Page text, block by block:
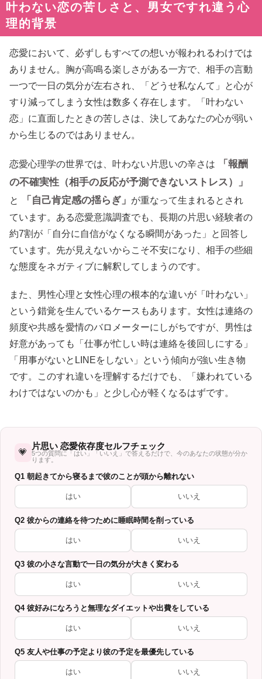
叶わない恋の苦しさと、男女ですれ違う心
理的背景
恋愛において、必ずしもすべての想いが報われるわけでは
ありません。胸が高鳴る楽しさがある一方で、相手の言動
一つで一日の気分が左右され、「どうせ私なんて」と心が
すり減ってしまう女性は数多く存在します。「叶わない
恋」に直面したときの苦しさは、決してあなたの心が弱い
から生じるのではありません。
恋愛心理学の世界では、叶わない片思いの辛さは
「報酬
の不確実性（相手の反応が予測できないストレス）」
と 「自己肯定感の揺らぎ」 が重なって生まれるとされ
ています。ある恋愛意識調査でも、長期の片思い経験者の
約7割が「自分に自信がなくなる瞬間があった」と回答し
ています。先が見えないからこそ不安になり、相手の些細
な態度をネガティブに解釈してしまうのです。
また、男性心理と女性心理の根本的な違いが「叶わない」
という錯覚を生んでいるケースもあります。女性は連絡の
頻度や共感を愛情のバロメーターにしがちですが、男性は
好意があっても「仕事が忙しい時は連絡を後回しにする」
「用事がないとLINEをしない」という傾向が強い生き物
です。このすれ違いを理解するだけでも、「嫌われている
わけではないのかも」と少し心が軽くなるはずです。
💗
片思い 恋愛依存度セルフチェック
5つの質問に「はい」「いいえ」で答えるだけで、今のあなたの状態が分か
ります。
Q1 朝起きてから寝るまで彼のことが頭から離れない
はい いいえ
Q2 彼からの連絡を待つために睡眠時間を削っている
はい いいえ
Q3 彼の小さな言動で一日の気分が大きく変わる
はい いいえ
Q4 彼好みになろうと無理なダイエットや出費をしている
はい いいえ
Q5 友人や仕事の予定より彼の予定を最優先している
はい いいえ